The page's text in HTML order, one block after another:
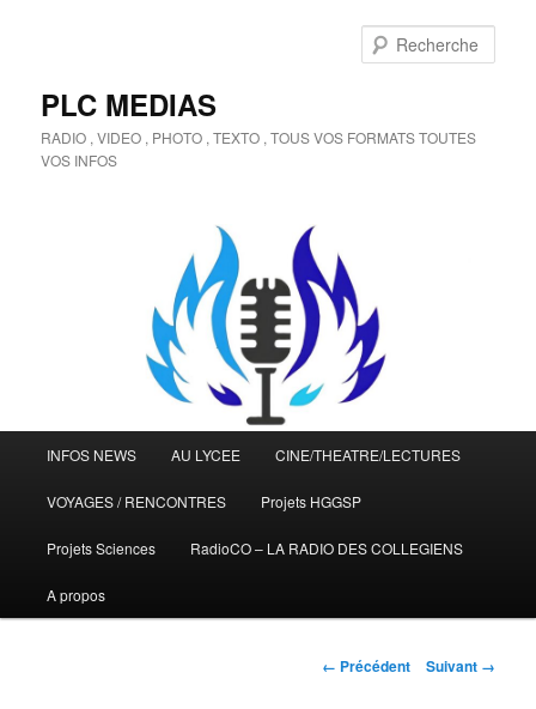
PLC MEDIAS
RADIO , VIDEO , PHOTO , TEXTO , TOUS VOS FORMATS TOUTES
VOS INFOS
principal
INFOS NEWS AU LYCEE CINE/THEATRE/LECTURES
VOYAGES / RENCONTRES Projets HGGSP
Projets Sciences RadioCO – LA RADIO DES COLLEGIENS
A propos
Navigation
← Précédent Suivant →